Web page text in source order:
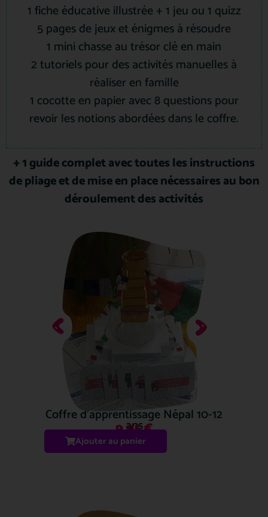
1 fiche éducative illustrée + 1 jeu ou 1 quizz
5 pages de jeux et énigmes à résoudre
1 mini chasse au trésor clé en main
2 tutoriels pour des activités manuelles à
réaliser en famille
1 cocotte en papier avec 8 questions pour
revoir les notions abordées dans le coffre.
+ 1 guide complet avec toutes les instructions
de pliage et de mise en place nécessaires au bon
déroulement des activités
Coffre d’apprentissage Népal 10-12
ans
9.95€
Ajouter au panier